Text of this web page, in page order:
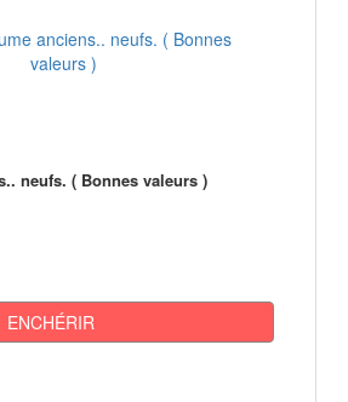
neufs. ( Bonnes valeurs )
ENCHÉRIR